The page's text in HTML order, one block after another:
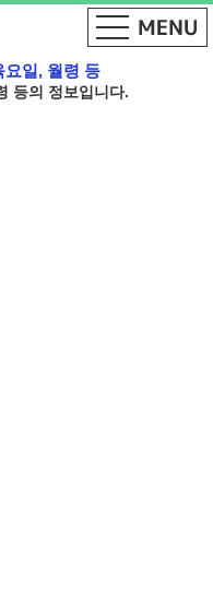
요일, 월령 등
등의 정보입니다.